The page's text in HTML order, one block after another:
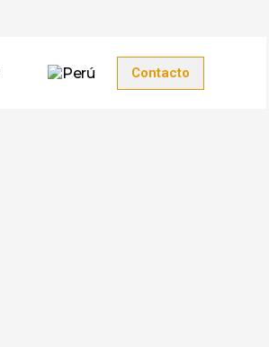
Contacto